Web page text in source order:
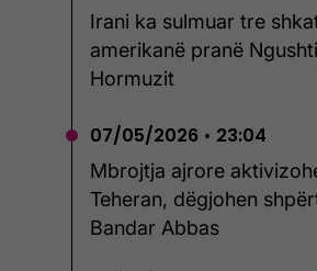
Irani ka sulmuar tre
amerikanë pranë
Hormuzit
07/05/2026 • 23:04
Mbrojtja ajrore
Teheran, dëgjohen
Bandar Abbas